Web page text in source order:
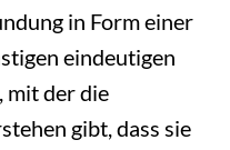
in Form einer
eindeutigen
mit der die
gibt, dass sie